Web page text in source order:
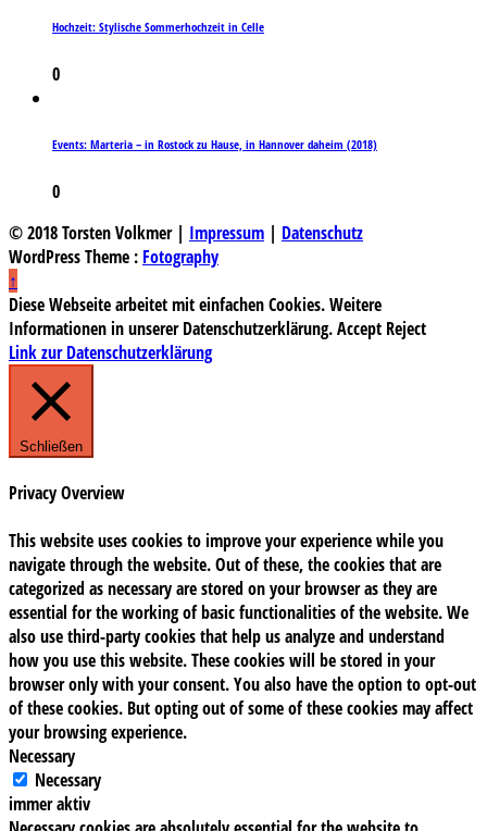
Hochzeit: Stylische Sommerhochzeit in Celle
0
Events: Marteria – in Rostock zu Hause, in Hannover daheim (2018)
0
© 2018 Torsten Volkmer | Impressum | Datenschutz
WordPress Theme : Fotography
↑
Diese Webseite arbeitet mit einfachen Cookies. Weitere
Informationen in unserer Datenschutzerklärung.Accept Reject
Link zur Datenschutzerklärung
Schließen
Privacy Overview
This website uses cookies to improve your experience while you
navigate through the website. Out of these, the cookies that are
categorized as necessary are stored on your browser as they are
essential for the working of basic functionalities of the website. We
also use third-party cookies that help us analyze and understand
how you use this website. These cookies will be stored in your
browser only with your consent. You also have the option to opt-out
of these cookies. But opting out of some of these cookies may affect
your browsing experience.
Necessary
Necessary
immer aktiv